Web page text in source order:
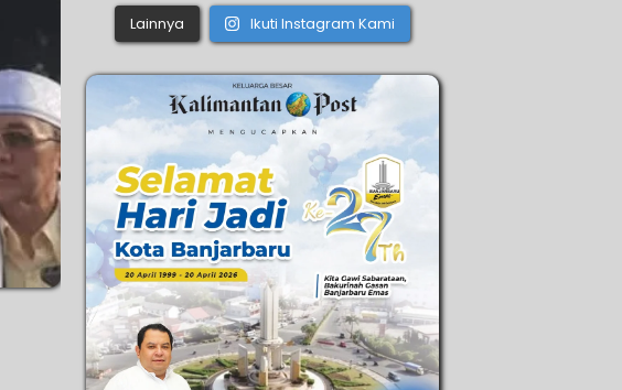
Lainnya Ikuti Instagram Kami